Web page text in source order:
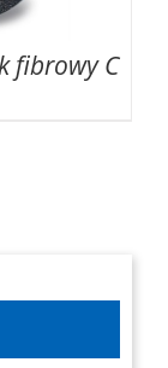
fibrowy C